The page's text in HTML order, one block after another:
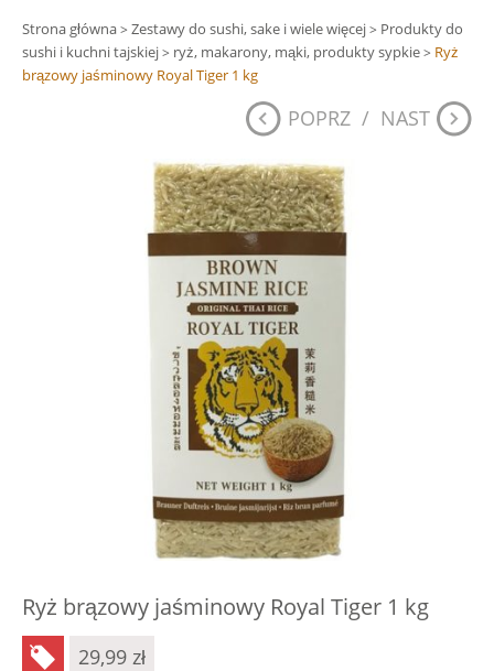
Strona główna> Zestawy do sushi, sake i wiele więcej> Produkty do
sushi i kuchni tajskiej> ryż, makarony, mąki, produkty sypkie> Ryż
brązowy jaśminowy Royal Tiger 1 kg
POPRZ / NAST
Ryż brązowy jaśminowy Royal Tiger 1 kg
29,99 zł